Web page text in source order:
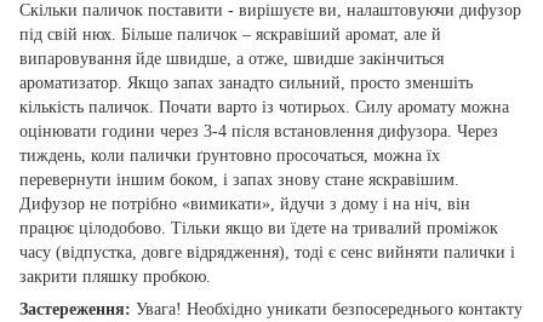
Скільки паличок поставити - вирішуєте ви, налаштовуючи дифузор
під свій нюх. Більше паличок – яскравіший аромат, але й
випаровування йде швидше, а отже, швидше закінчиться
ароматизатор. Якщо запах занадто сильний, просто зменшіть
кількість паличок. Почати варто із чотирьох. Силу аромату можна
оцінювати години через 3-4 після встановлення дифузора. Через
тиждень, коли палички ґрунтовно просочаться, можна їх
перевернути іншим боком, і запах знову стане яскравішим.
Дифузор не потрібно «вимикати», йдучи з дому і на ніч, він
працює цілодобово. Тільки якщо ви їдете на тривалий проміжок
часу (відпустка, довге відрядження), тоді є сенс вийняти палички і
закрити пляшку пробкою.
Застереження: Увага! Необхідно уникати безпосереднього контакту